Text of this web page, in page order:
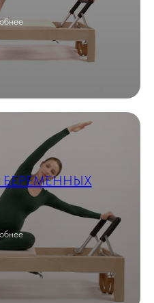
БЕРЕМЕННЫХ